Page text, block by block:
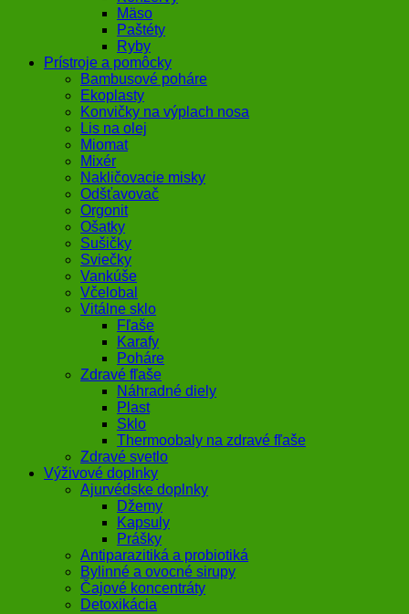
Mäso
Paštéty
Ryby
Prístroje a pomôcky
Bambusové poháre
Ekoplasty
Konvičky na výplach nosa
Lis na olej
Miomat
Mixér
Nakličovacie misky
Odšťavovač
Orgonit
Ošatky
Sušičky
Sviečky
Vankúše
Včelobal
Vitálne sklo
Fľaše
Karafy
Poháre
Zdravé fľaše
Náhradné diely
Plast
Sklo
Thermoobaly na zdravé fľaše
Zdravé svetlo
Výživové doplnky
Ajurvédske doplnky
Džemy
Kapsuly
Prášky
Antiparazitiká a probiotiká
Bylinné a ovocné sirupy
Čajové koncentráty
Detoxikácia